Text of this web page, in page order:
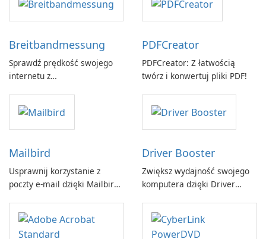
Breitbandmessung
Sprawdź prędkość swojego
internetu z
PDFCreator
PDFCreator: Z łatwością
twórz i konwertuj pliki PDF!
Mailbird
Usprawnij korzystanie z
poczty e-mail dzięki Mailbird
Driver Booster
Zwiększ wydajność swojego
komputera dzięki Driver